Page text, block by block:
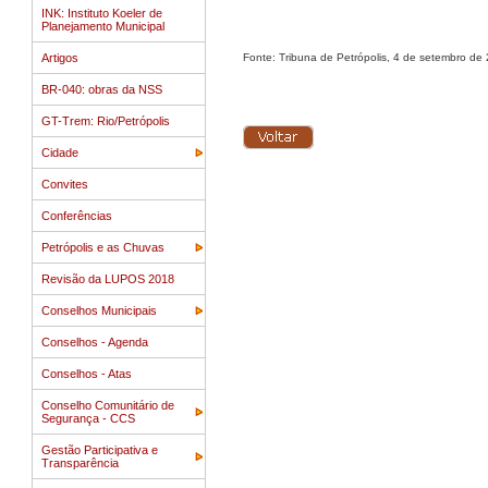
INK: Instituto Koeler de
Planejamento Municipal
Artigos
BR-040: obras da NSS
GT-Trem: Rio/Petrópolis
Cidade
Convites
Conferências
Petrópolis e as Chuvas
Revisão da LUPOS 2018
Conselhos Municipais
Conselhos - Agenda
Conselhos - Atas
Conselho Comunitário de
Segurança - CCS
Gestão Participativa e
Transparência
Fonte: Tribuna de Petrópolis, 4 de setembro de